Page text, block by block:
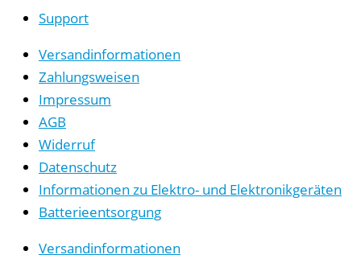
Support
Versandinformationen
Zahlungsweisen
Impressum
AGB
Widerruf
Datenschutz
Informationen zu Elektro- und Elektronikgeräten
Batterieentsorgung
Versandinformationen